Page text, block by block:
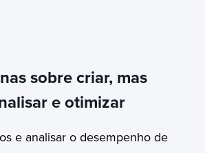
sobre criar, mas
e otimizar
e analisar o desempenho de